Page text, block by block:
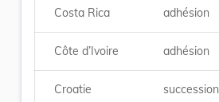
Costa Rica adhésion
Côte d’Ivoire adhésion
Croatie succession